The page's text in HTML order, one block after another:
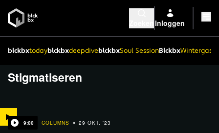
Inloggen
blckbxtodayblckbxdeepdiveblckbxSoul SessionBlckbx
Stigmatiseren
9:00 COLUMNS 29 OKT. '23